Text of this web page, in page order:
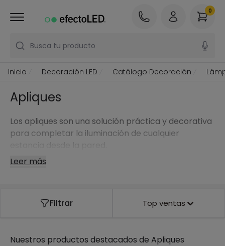
Busca tu producto
0
Inicio Decoración LED Catálogo Decoración
Apliques
Los apliques son una solución práctica y decorativa
para completar la iluminación de cualquier
Leer más
Filtrar Top ventas
Nuestros productos destacados de Apliques